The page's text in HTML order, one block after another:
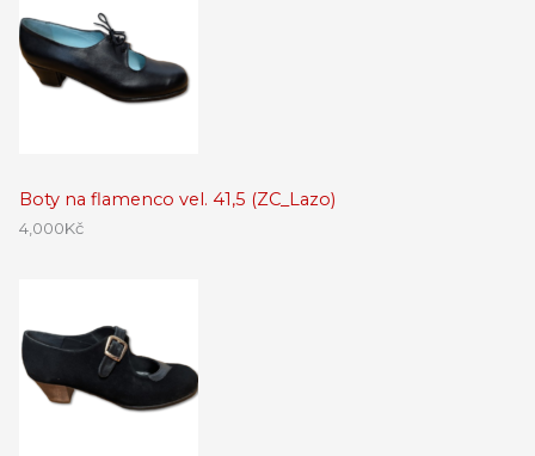
Boty na flamenco vel. 41,5 (ZC_Lazo)
4,000Kč